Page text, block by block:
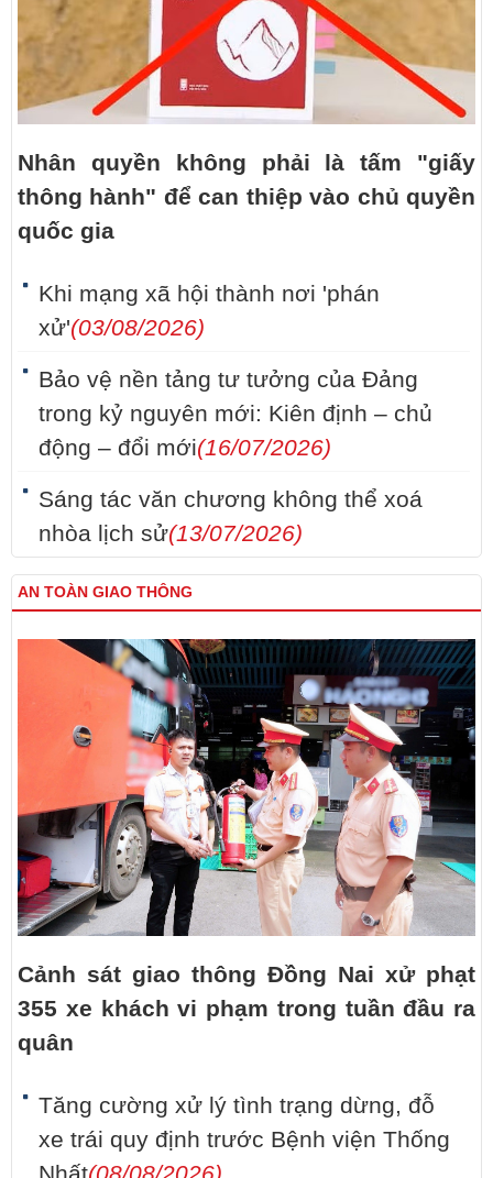
Nhân quyền không phải là tấm "giấy
thông hành" để can thiệp vào chủ quyền
quốc gia
Khi mạng xã hội thành nơi 'phán
xử'(03/08/2026)
Bảo vệ nền tảng tư tưởng của Đảng
trong kỷ nguyên mới: Kiên định – chủ
động – đổi mới(16/07/2026)
Sáng tác văn chương không thể xoá
nhòa lịch sử(13/07/2026)
AN TOÀN GIAO THÔNG
Cảnh sát giao thông Đồng Nai xử phạt
355 xe khách vi phạm trong tuần đầu ra
quân
Tăng cường xử lý tình trạng dừng, đỗ
xe trái quy định trước Bệnh viện Thống